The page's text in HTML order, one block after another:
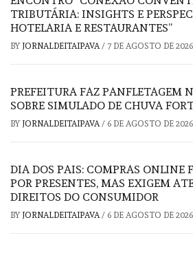
TRIBUTÁRIA: INSIGHTS E
HOTELARIA E RESTAURANTES”
BY JORNALDEITAIPAVA / 7 DE AGOSTO DE 2026
PREFEITURA FAZ PANFLETAGEM
SOBRE SIMULADO DE CHUVA
BY JORNALDEITAIPAVA / 6 DE AGOSTO DE 2026
DIA DOS PAIS: COMPRAS ONLINE
POR PRESENTES, MAS EXIGEM
DIREITOS DO CONSUMIDOR
BY JORNALDEITAIPAVA / 6 DE AGOSTO DE 2026